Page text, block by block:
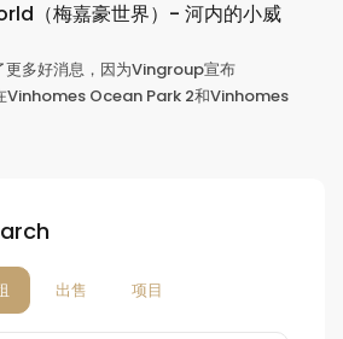
（梅嘉豪世界）- 河内的小威
更多好消息，因为Vingroup宣布
Vinhomes Ocean Park 2和Vinhomes
出售 项目